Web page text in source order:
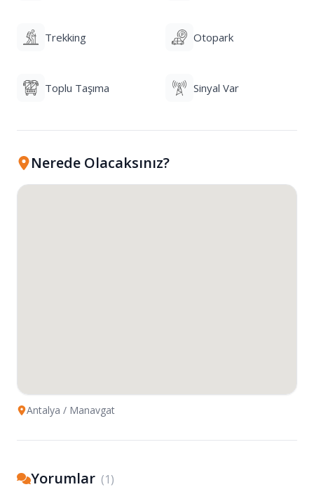
Trekking Otopark
Toplu Taşıma Sinyal Var
Nerede Olacaksınız?
Antalya / Manavgat
Yorumlar (1)